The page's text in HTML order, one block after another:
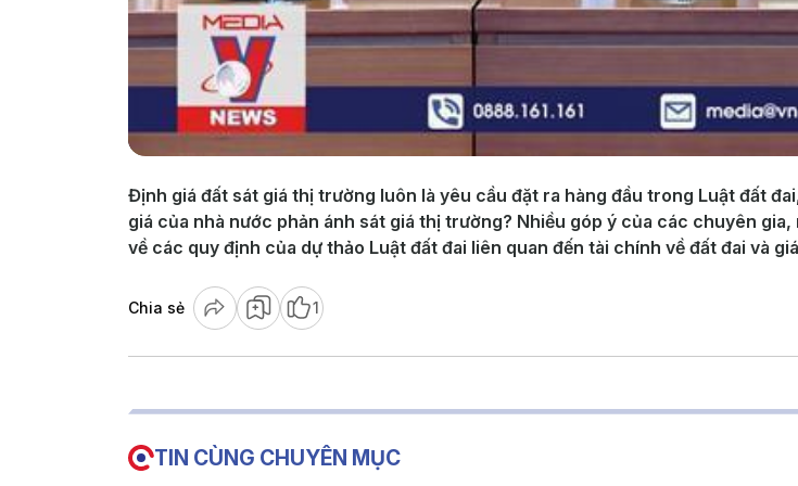
Định giá đất sát giá thị trường luôn là yêu cầu đặt ra hàng đầu trong Luật đất
giá của nhà nước phản ánh sát giá thị trường? Nhiều góp ý của các chuyên
về các quy định của dự thảo Luật đất đai liên quan đến tài chính về đất đai và
Chia sẻ 1
TIN CÙNG CHUYÊN MỤC